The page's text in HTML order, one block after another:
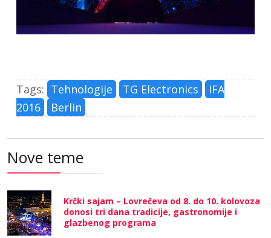
Tags: Tehnologije TG Electronics
IFA
2016
Berlin
Nove teme
Krčki sajam – Lovrečeva od 8. do 10. kolovoza
donosi tri dana tradicije, gastronomije i
glazbenog programa